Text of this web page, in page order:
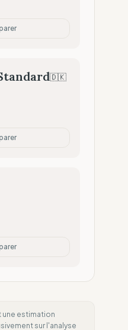
🇩🇰
une estimation
sur l'analyse